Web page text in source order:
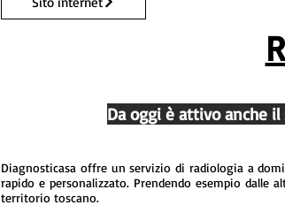
Da oggi è attivo anche
Diagnosticasa offre un servizio di radiologia a
rapido e personalizzato. Prendendo esempio
territorio toscano.